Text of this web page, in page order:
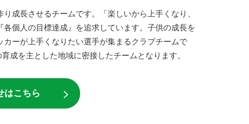
成長させるチームです。「楽しいから上手くなり、
個人の目標達成』を追求しています。子供の成長を
ーが上手くなりたい選手が集まるクラブチームで
成を主とした地域に密接したチームとなります。
はこちら